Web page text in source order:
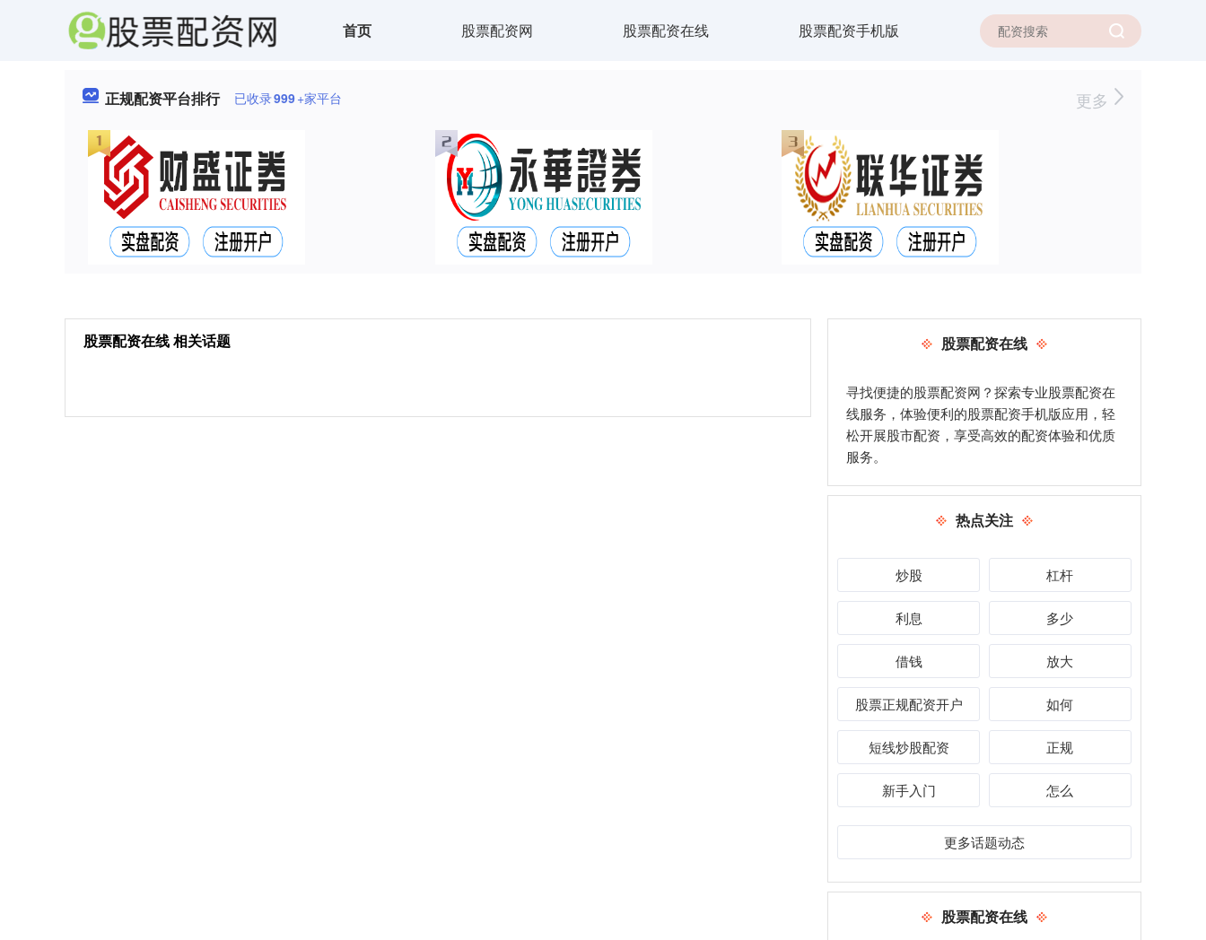
首页 股票配资网 股票配资在线 股票配资手机版
正规配资平台排行 已收录999+家平台 更多
股票配资在线 相关话题 股票配资在线
寻找便捷的股票配资网？探索专业股票配资在
线服务，体验便利的股票配资手机版应用，轻
松开展股市配资，享受高效的配资体验和优质
服务。
热点关注
炒股 杠杆
利息 多少
借钱 放大
股票正规配资开户 如何
短线炒股配资 正规
新手入门 怎么
更多话题动态
股票配资在线